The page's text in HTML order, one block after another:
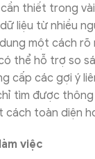
thiết trong vài
liệu từ nhiều
một cách rõ
thể hỗ trợ so
cấp các gợi ý
tìm được thông
cách toàn diện
việc